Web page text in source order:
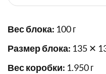
Вес блока: 100 г
Размер блока: 135 ✕
Вес коробки: 1.950 г